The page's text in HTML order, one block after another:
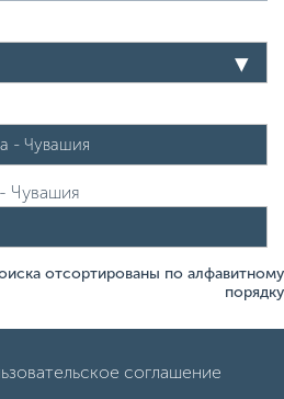
Чувашия
отсортированы по алфавитному
порядку
соглашение